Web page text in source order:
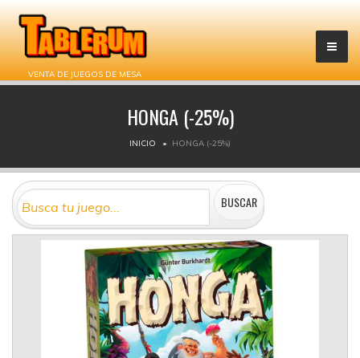
VENTA DE JUEGOS DE MESA
HONGA (-25%)
INICIO HONGA (-25%)